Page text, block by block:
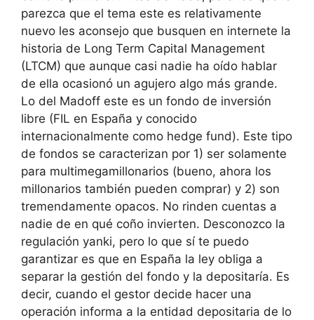
parezca que el tema este es relativamente
nuevo les aconsejo que busquen en internete la
historia de Long Term Capital Management
(LTCM) que aunque casi nadie ha oído hablar
de ella ocasionó un agujero algo más grande.
Lo del Madoff este es un fondo de inversión
libre (FIL en España y conocido
internacionalmente como hedge fund). Este tipo
de fondos se caracterizan por 1) ser solamente
para multimegamillonarios (bueno, ahora los
millonarios también pueden comprar) y 2) son
tremendamente opacos. No rinden cuentas a
nadie de en qué coño invierten. Desconozco la
regulación yanki, pero lo que sí te puedo
garantizar es que en España la ley obliga a
separar la gestión del fondo y la depositaría. Es
decir, cuando el gestor decide hacer una
operación informa a la entidad depositaria de lo